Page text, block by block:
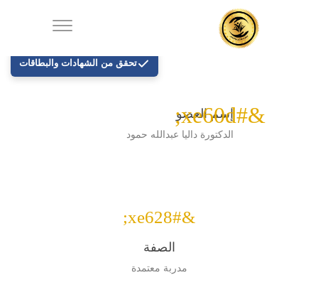
&#xe60d; إسم العضو
الدكتورة داليا عبدالله حمود
&#xe628;
الصفة
مدربة معتمدة
تحقق من الشهادات والبطاقات